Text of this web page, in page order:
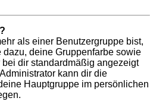
als einer Benutzergruppe bist,
deine Gruppenfarbe sowie
dir standardmäßig angezeigt
kann dir die
Hauptgruppe im persönlichen